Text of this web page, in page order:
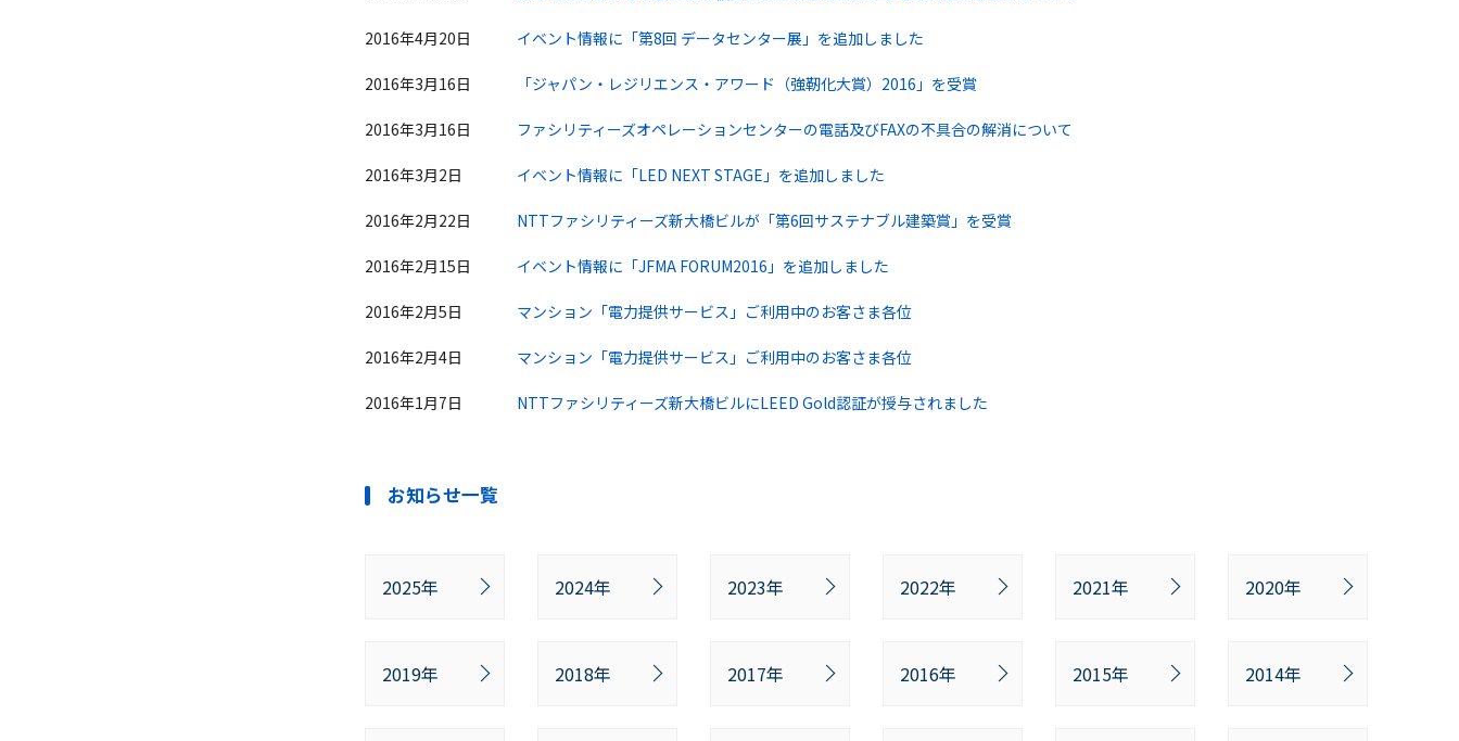
2016年4月20日 イベント情報に「第8回 データセンター展」を追加しました
2016年3月16日 「ジャパン・レジリエンス・アワード（強靭化大賞）2016」を受賞
2016年3月16日 ファシリティーズオペレーションセンターの電話及びFAXの不具合の解消について
2016年3月2日 イベント情報に「LED NEXT STAGE」を追加しました
2016年2月22日 NTTファシリティーズ新大橋ビルが「第6回サステナブル建築賞」を受賞
2016年2月15日 イベント情報に「JFMA FORUM2016」を追加しました
2016年2月5日 マンション「電力提供サービス」ご利用中のお客さま各位
2016年2月4日 マンション「電力提供サービス」ご利用中のお客さま各位
2016年1月7日 NTTファシリティーズ新大橋ビルにLEED Gold認証が授与されました
お知らせ一覧
2025年 2024年 2023年 2022年 2021年 2020年
2019年 2018年 2017年 2016年 2015年 2014年